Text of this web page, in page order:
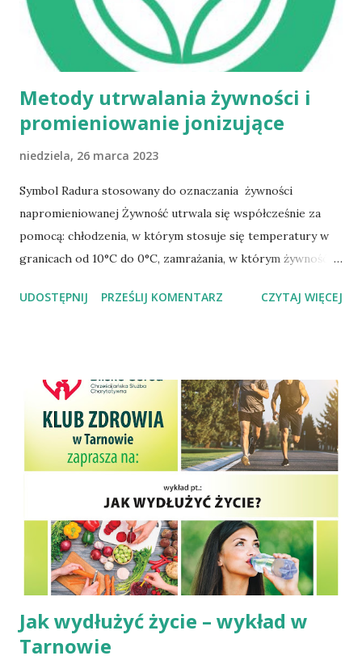
Metody utrwalania żywności i
promieniowanie jonizujące
niedziela, 26 marca 2023
Symbol Radura stosowany do oznaczania żywności
napromieniowanej Żywność utrwala się współcześnie za
pomocą: chłodzenia, w którym stosuje się temperatury w
granicach od 10°C do 0°C, zamrażania, w którym żywność
nie poniżej -30°C) i w tej temperaturze jest
nietypowych i skojarzonych metod utrwalania żywności.
UDOSTĘPNIJ PRZEŚLIJ KOMENTARZ CZYTAJ WIĘCEJ
Jak wydłużyć życie – wykład w
Tarnowie